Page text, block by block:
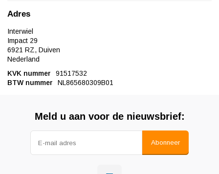
Adres
Interwiel
Impact 29
6921 RZ, Duiven
Nederland
KVK nummer
91517532
BTW nummer
NL865680309B01
Meld u aan voor de nieuwsbrief:
Abonneer